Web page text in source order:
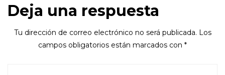
Deja una respuesta
Tu dirección de correo electrónico no será publicada. Los
campos obligatorios están marcados con *